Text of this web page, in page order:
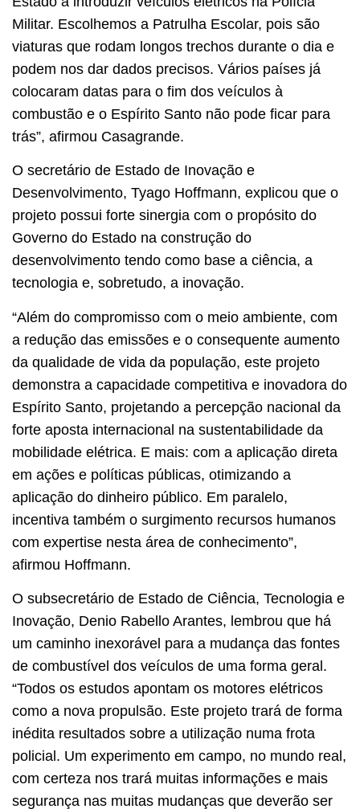
Militar. Escolhemos a Patrulha Escolar, pois são
viaturas que rodam longos trechos durante o dia e
podem nos dar dados precisos. Vários países já
colocaram datas para o fim dos veículos à
combustão e o Espírito Santo não pode ficar para
trás”, afirmou Casagrande.
O secretário de Estado de Inovação e
Desenvolvimento, Tyago Hoffmann, explicou que o
projeto possui forte sinergia com o propósito do
Governo do Estado na construção do
desenvolvimento tendo como base a ciência, a
tecnologia e, sobretudo, a inovação.
“Além do compromisso com o meio ambiente, com
a redução das emissões e o consequente aumento
da qualidade de vida da população, este projeto
demonstra a capacidade competitiva e inovadora do
Espírito Santo, projetando a percepção nacional da
forte aposta internacional na sustentabilidade da
mobilidade elétrica. E mais: com a aplicação direta
em ações e políticas públicas, otimizando a
aplicação do dinheiro público. Em paralelo,
incentiva também o surgimento recursos humanos
com expertise nesta área de conhecimento”,
afirmou Hoffmann.
O subsecretário de Estado de Ciência, Tecnologia e
Inovação, Denio Rabello Arantes, lembrou que há
um caminho inexorável para a mudança das fontes
de combustível dos veículos de uma forma geral.
“Todos os estudos apontam os motores elétricos
como a nova propulsão. Este projeto trará de forma
inédita resultados sobre a utilização numa frota
policial. Um experimento em campo, no mundo real,
com certeza nos trará muitas informações e mais
segurança nas muitas mudanças que deverão ser